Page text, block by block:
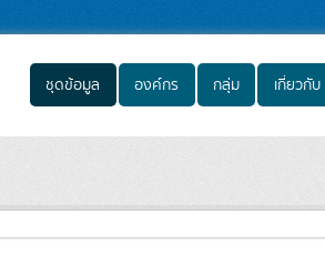
ชุดข้อมูล องค์กร กลุ่ม เกี่ยวกับ